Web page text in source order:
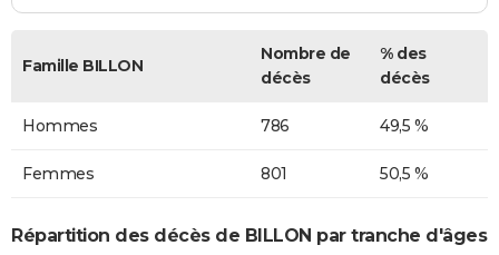
Famille BILLON
Nombre de
décès
% des
décès
Hommes 786 49,5 %
Femmes 801 50,5 %
Répartition des décès de BILLON par tranche d'âges